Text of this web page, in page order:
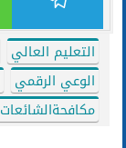
التعليم العالي
الوعي الرقمي
مكافحةالشائعات